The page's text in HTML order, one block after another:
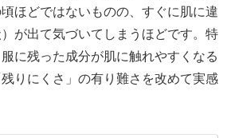
ほどではないものの、すぐに肌に違
が出て気づいてしまうほどです。特
に残った成分が肌に触れやすくなる
りにくさ」の有り難さを改めて実感